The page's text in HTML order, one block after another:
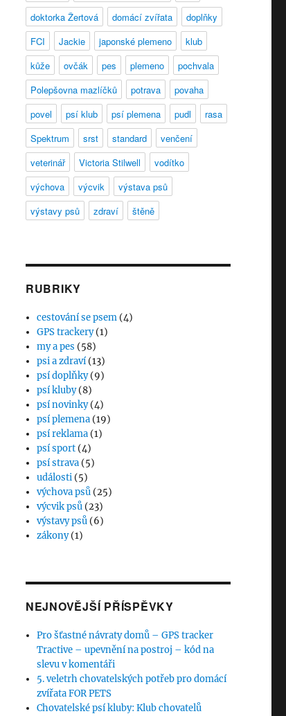
doktorka Žertová
domácí zvířata
doplňky
FCI
Jackie japonské plemeno
klub
kůže
ovčák pes plemeno
pochvala
Polepšovna mazlíčků
potrava
povaha
povel
psí klub psí plemena pudl
rasa
Spektrum
srst standard
venčení
veterinář
Victoria Stilwell
vodítko
výchova
výcvik
výstava psů
výstavy psů
zdraví štěně
RUBRIKY
cestování se psem (4)
GPS trackery(1)
my a pes (58)
psi a zdraví (13)
psí doplňky(9)
psí kluby(8)
psí novinky(4)
psí plemena (19)
psí reklama (1)
psí sport (4)
psí strava (5)
události (5)
výchova psů (25)
výcvik psů (23)
výstavy psů (6)
zákony(1)
NEJNOVĚJŠÍ PŘÍSPĚVKY
Pro šťastné návraty domů – GPS tracker
Tractive – upevnění na postroj – kód na
slevu v komentáři
5. veletrh chovatelských potřeb pro domácí
zvířata FOR PETS
Chovatelské psí kluby: Klub chovatelů